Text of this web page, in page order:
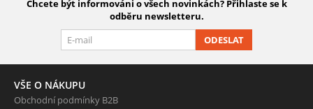
Chcete být informováni o všech novinkách? Přihlaste se k
odběru newsletteru.
ODESLAT
VŠE O NÁKUPU
Obchodní podmínky B2B